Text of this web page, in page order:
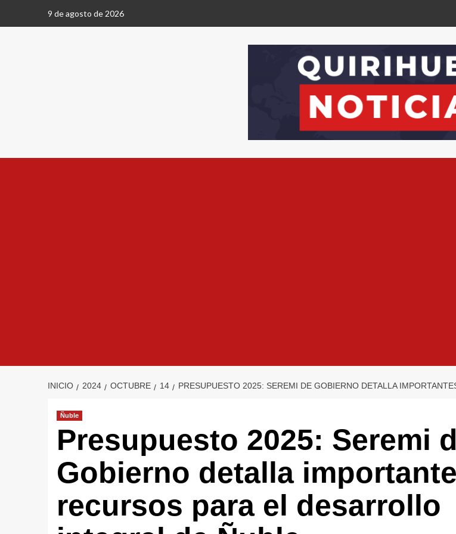
9 de agosto de 2026
INICIO 2024 OCTUBRE 14 PRESUPUESTO 2025: SEREMI DE GOBIERNO DETALLA
Ñuble
Presupuesto 2025: Seremi
Gobierno detalla
recursos para el desarrollo